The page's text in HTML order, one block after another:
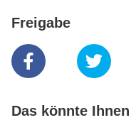
Freigabe
Das könnte